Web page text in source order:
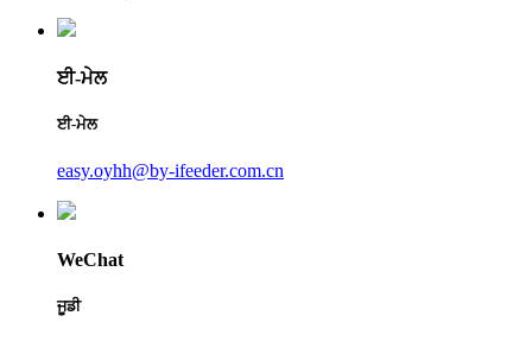
ਈ-ਮੇਲ
ਈ-ਮੇਲ
easy.oyhh@by-ifeeder.com.cn
WeChat
ਜੂਡੀ